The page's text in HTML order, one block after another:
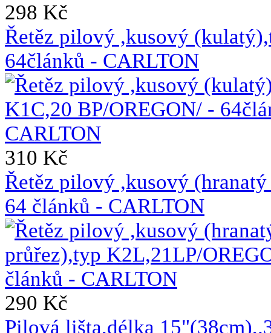
298 Kč
Řetěz pilový ,kusový
64článků - CARLTON
310 Kč
Řetěz pilový ,kusový
64 článků - CARLTON
290 Kč
Pilová lišta,délka